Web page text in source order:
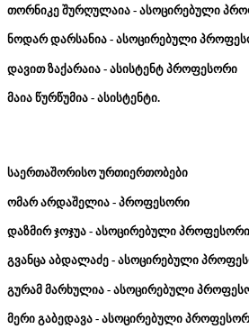
თორნიკე შურღულაია - ასოცირებული
ნოდარ დარსანია - ასოცირებული
დავით ზაქარაია - ასისტენტ პროფესორი
მაია წურწუმია - ასისტენტი.
საერთაშორისო ურთიერთობები
ომარ არდაშელია - პროფესორი
დაზმირ ჯოჯუა - ასოცირებული პროფესორი
გვანცა აბდალაძე - ასოცირებული
გურამ მარხულია - ასოცირებული
მერი გაბედავა - ასოცირებული